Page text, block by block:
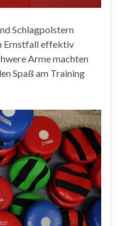
Schlagpolstern
Ernstfall effektiv
Arme machten
Spaß am Training